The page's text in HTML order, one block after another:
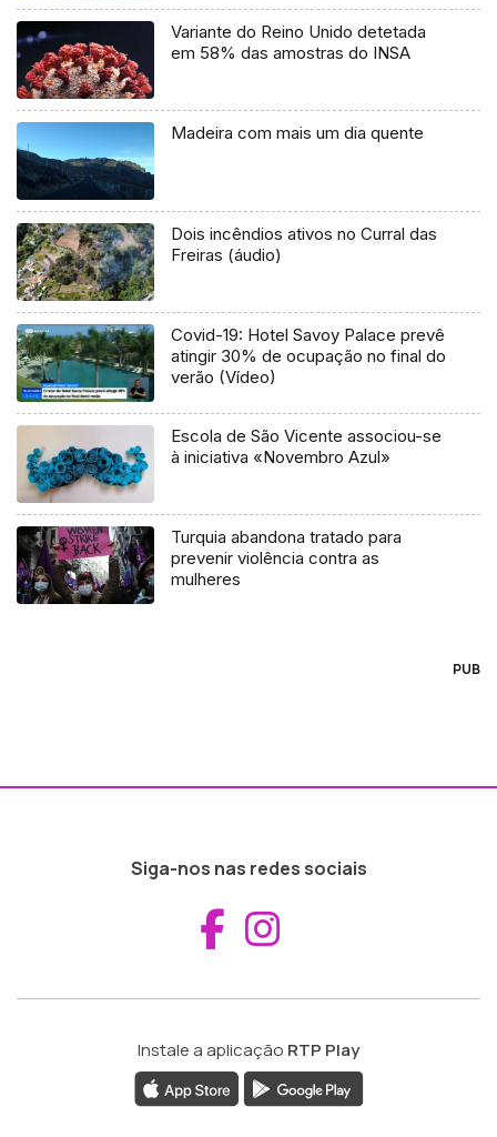
Variante do Reino Unido detetada
em 58% das amostras do INSA
Madeira com mais um dia quente
Dois incêndios ativos no Curral das
Freiras (áudio)
Covid-19: Hotel Savoy Palace prevê
atingir 30% de ocupação no final do
verão (Vídeo)
Escola de São Vicente associou-se
à iniciativa «Novembro Azul»
Turquia abandona tratado para
prevenir violência contra as
mulheres
PUB
Siga-nos nas redes sociais
Aceder ao
Instale a aplicação RTP Play